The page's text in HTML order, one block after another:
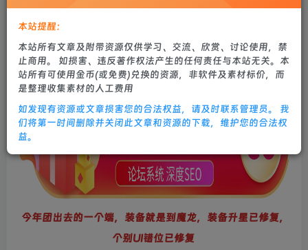
端+教程
2年前更新
5 1369 29
今年团出去的一个端，装备就是到魔龙，装备升星已修复，
个别UI错位已修复
本站提醒：
本站所有文章及附带资源仅供学习、交流、欣赏、讨论使用，禁
止商用。 如损害、违反著作权法产生的任何责任与本站无关。本
站所有可使用金币(或免费)兑换的资源，非软件及素材标价，而
是整理收集素材的人工费用
如发现有资源或文章损害您的合法权益，请及时联系管理员。 我
们将第一时间删除并关闭此文章和资源的下载，维护您的合法权
益。